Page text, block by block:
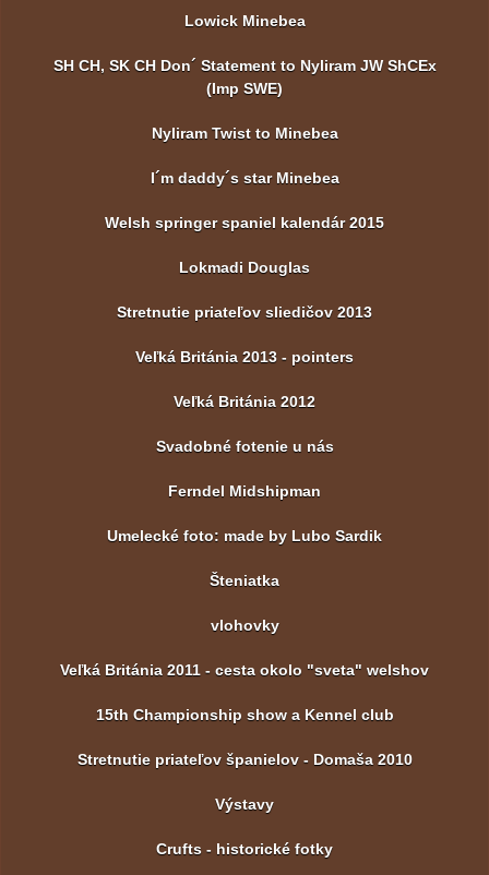
Lowick Minebea
SH CH, SK CH Don´ Statement to Nyliram JW ShCEx
(Imp SWE)
Nyliram Twist to Minebea
I´m daddy´s star Minebea
Welsh springer spaniel kalendár 2015
Lokmadi Douglas
Stretnutie priateľov sliedičov 2013
Veľká Británia 2013 - pointers
Veľká Británia 2012
Svadobné fotenie u nás
Ferndel Midshipman
Umelecké foto: made by Lubo Sardik
Šteniatka
vlohovky
Veľká Británia 2011 - cesta okolo "sveta" welshov
15th Championship show a Kennel club
Stretnutie priateľov španielov - Domaša 2010
Výstavy
Crufts - historické fotky